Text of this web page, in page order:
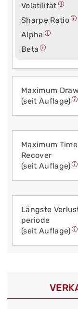
Volatilität
Sharpe Ratio
Alpha
Beta
Maximum
(seit Auflage)
Maximum
Recover
(seit Auflage)
Längste
periode
(seit Auflage)